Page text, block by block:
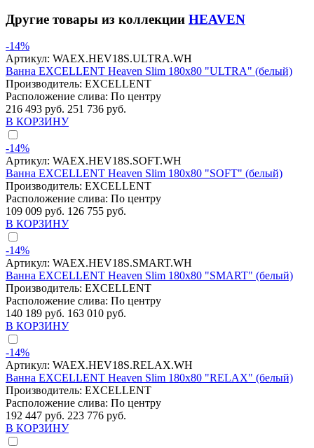
Другие товары из коллекции HEAVEN
-14%
Артикул: WAEX.HEV18S.ULTRA.WH
Ванна EXCELLENT Heaven Slim 180x80 "ULTRA" (белый)
Производитель: EXCELLENT
Расположение слива: По центру
216 493 руб. 251 736 руб.
В КОРЗИНУ
-14%
Артикул: WAEX.HEV18S.SOFT.WH
Ванна EXCELLENT Heaven Slim 180x80 "SOFT" (белый)
Производитель: EXCELLENT
Расположение слива: По центру
109 009 руб. 126 755 руб.
В КОРЗИНУ
-14%
Артикул: WAEX.HEV18S.SMART.WH
Ванна EXCELLENT Heaven Slim 180x80 "SMART" (белый)
Производитель: EXCELLENT
Расположение слива: По центру
140 189 руб. 163 010 руб.
В КОРЗИНУ
-14%
Артикул: WAEX.HEV18S.RELAX.WH
Ванна EXCELLENT Heaven Slim 180x80 "RELAX" (белый)
Производитель: EXCELLENT
Расположение слива: По центру
192 447 руб. 223 776 руб.
В КОРЗИНУ